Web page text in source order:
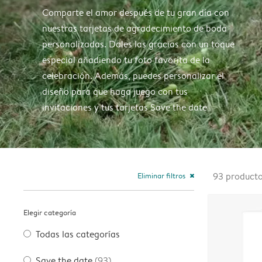
Comparte el amor después de tu gran día con
nuestras tarjetas de agradecimiento de boda
personalizadas. Dales las gracias con un toque
especial añadiendo tu foto favorita de la
celebración. Además, puedes personalizar el
diseño para que haga juego con tus
invitaciones y tus tarjetas Save the date
Eliminar filtros close
Elegir categoría
Todas las categorías
93